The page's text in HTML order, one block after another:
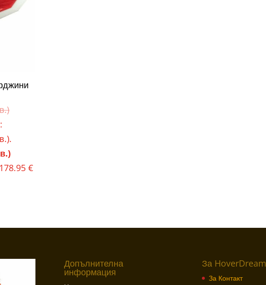
€
Допълнителна
информация
За HoverDream
За Контакт